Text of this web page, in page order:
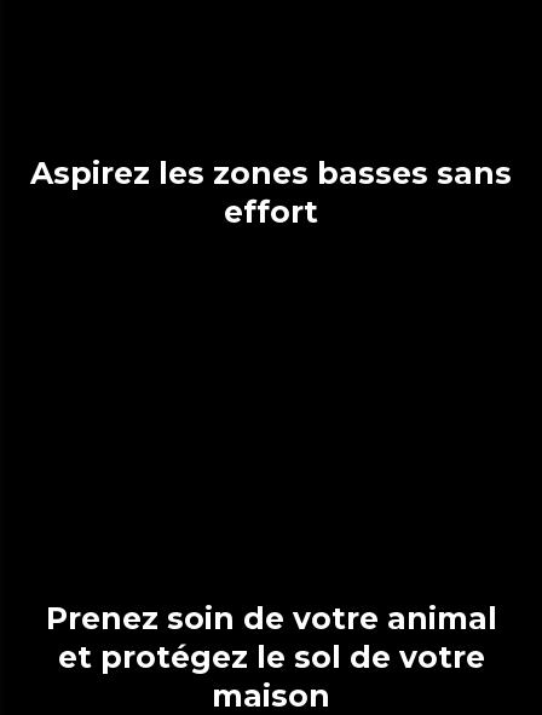
Aspirez les zones basses sans
effort
Prenez soin de votre animal
et protégez le sol de votre
maison